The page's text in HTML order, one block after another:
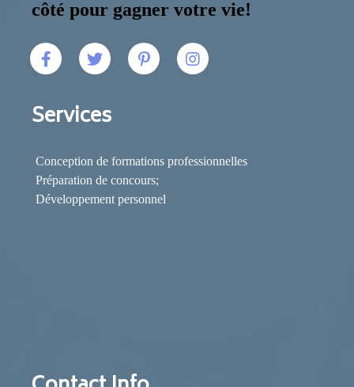
côté pour gagner votre vie!
Services
Conception de formations professionnelles
Préparation de concours;
Développement personnel